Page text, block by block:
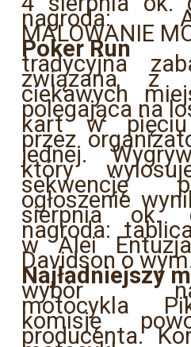
nagroda:
MALOWANIE
Poker Run
tradycyjna
związana z
ciekawych
polegająca na
kart w pięciu
przez
jednej.
który
sekwencję
ogłoszenie
sierpnia ok.
nagroda:
w Alei
Davidson o
Najładniejszy
wybór
motocykla
komisję
producenta.